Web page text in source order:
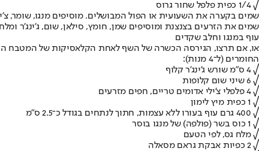
√ 1/4 כפית פלפל שחור גרוס
שמים בקערה את השעועית או הפול המבושלים. מוסיפים מנגו, שומר,
שמים את הזרעים בצנצנת ומוסיפים שמן, חומץ, סילאן, שום, ג'ינג'ר
עוף במנגו וחלב שקדים
או, אם תרצו, הגירסה הכשרה של השף לאחת הקלאסיקות של המטבח
החומרים (ל־4 מנות):
√ 4 ס"מ שורש ג'ינג'ר קלוף
√ 6 שיני שום קלופות
√ 4 פלפלי צ'ילי אדומים טריים, חפים מזרעים
√ 1 כפית מיץ לימון
√ 400 גרם עוף בעורו ללא עצמות, חתוך לנתחים בגודל כ־2.5 ס"מ
√ 1 כוס בשר (פולפה) של מנגו בוסר
√ מלח גס, לפי הטעם
√ 2 כפיות אבקת גראם מסאלה